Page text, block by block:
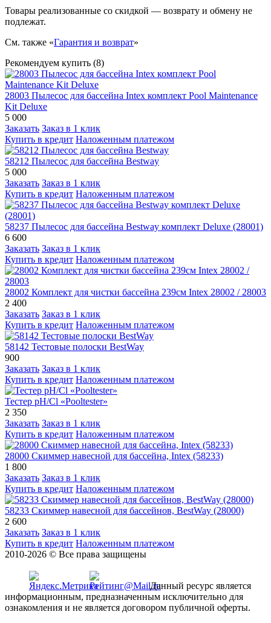
Товары реализованные со скидкой — возврату и обмену не
подлежат.
См. также «Гарантия и возврат»
Рекомендуем купить (8)
28003 Пылесос для бассейна Intex комплект Pool Maintenance
Kit Deluxe
5 000
Заказать Заказ в 1 клик
Купить в кредит Наложенным платежом
58212 Пылесос для бассейна Bestway
5 000
Заказать Заказ в 1 клик
Купить в кредит Наложенным платежом
58237 Пылесос для бассейна Bestway комплект Deluxe (28001)
6 600
Заказать Заказ в 1 клик
Купить в кредит Наложенным платежом
28002 Комплект для чистки бассейна 239см Intex 28002 / 28003
2 400
Заказать Заказ в 1 клик
Купить в кредит Наложенным платежом
58142 Тестовые полоски BestWay
900
Заказать Заказ в 1 клик
Купить в кредит Наложенным платежом
Тестер pH/Cl «Pooltester»
2 350
Заказать Заказ в 1 клик
Купить в кредит Наложенным платежом
28000 Скиммер навесной для бассейна, Intex (58233)
1 800
Заказать Заказ в 1 клик
Купить в кредит Наложенным платежом
58233 Скиммер навесной для бассейнов, BestWay (28000)
2 600
Заказать Заказ в 1 клик
Купить в кредит Наложенным платежом
2010-2026 © Все права защищены
Данный ресурс является
информационным, предназначенным исключительно для
ознакомления и не является договором публичной оферты.